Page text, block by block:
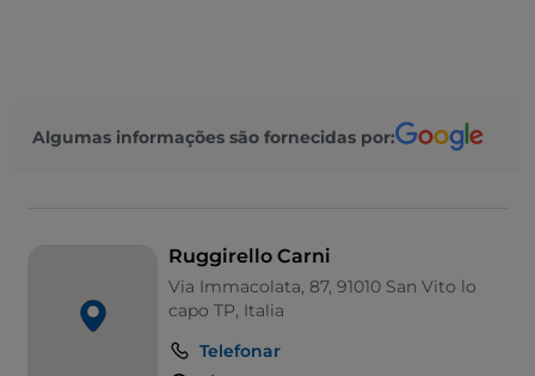
Algumas informações são fornecidas por:
Ruggirello Carni
Via Immacolata, 87, 91010 San Vito lo
capo TP, Italia
Telefonar